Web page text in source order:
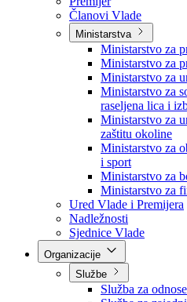
Vlada
Vlada BPK Goražde
Premijer
Članovi Vlade
Ministarstva
Ministarstvo za
Ministarstvo za
Ministarstvo za
Ministarstvo za
raseljena lica i
Ministarstvo za
zaštitu okoline
Ministarstvo za
i sport
Ministarstvo za
Ministarstvo za
Ured Vlade i Premijera
Nadležnosti
Sjednice Vlade